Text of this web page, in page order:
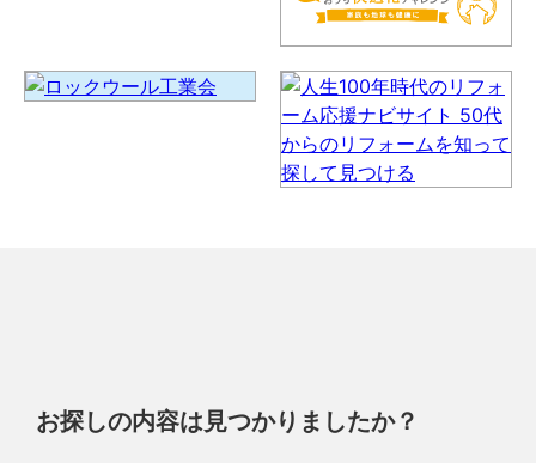
お探しの内容は見つかりましたか？